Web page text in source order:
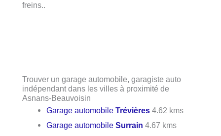
freins..
Trouver un garage automobile, garagiste auto
indépendant dans les villes à proximité de
Asnans-Beauvoisin
Garage automobileTrévières 4.62 kms
Garage automobileSurrain 4.67 kms